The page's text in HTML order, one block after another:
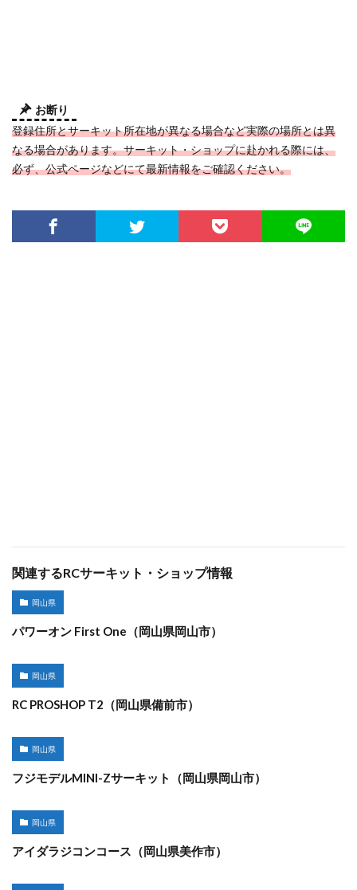
お断り
登録住所とサーキット所在地が異なる場合など実際の場所とは異
なる場合があります。サーキット・ショップに赴かれる際には、
必ず、公式ページなどにて最新情報をご確認ください。
関連するRCサーキット・ショップ情報
岡山県
パワーオン First One（岡山県岡山市）
岡山県
RC PROSHOP T2（岡山県備前市）
岡山県
フジモデルMINI-Zサーキット（岡山県岡山市）
岡山県
アイダラジコンコース（岡山県美作市）